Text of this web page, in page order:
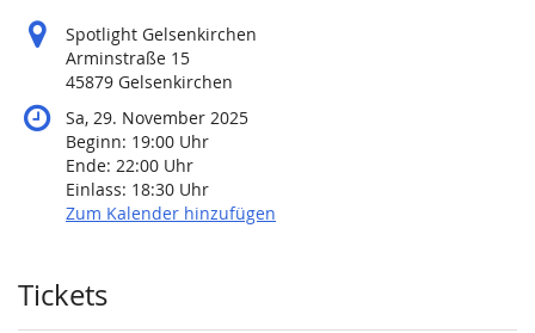
Spotlight Gelsenkirchen
Arminstraße 15
45879 Gelsenkirchen
Sa, 29. November 2025
Beginn: 19:00 Uhr
Ende: 22:00 Uhr
Einlass: 18:30 Uhr
Zum Kalender hinzufügen
Produkte
Tickets